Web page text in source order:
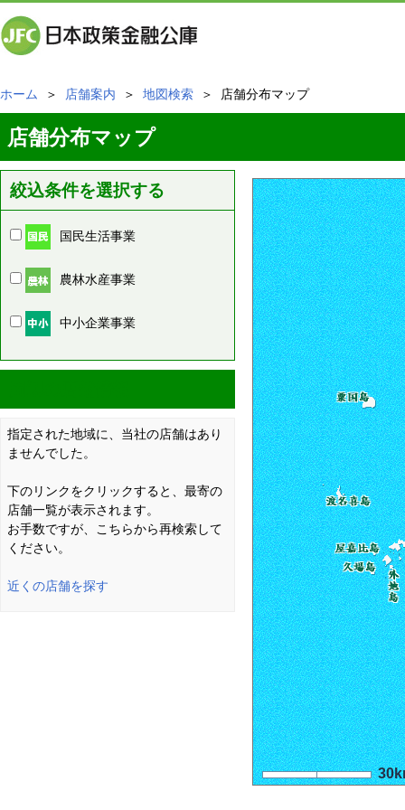
ホーム ＞ 店舗案内 ＞ 地図検索 ＞ 店舗分布マップ
店舗分布マップ
絞込条件を選択する
国民生活事業
農林水産事業
中小企業事業
指定された地域に、当社の店舗はあり
ませんでした。
下のリンクをクリックすると、最寄の
店舗一覧が表示されます。
お手数ですが、こちらから再検索して
ください。
近くの店舗を探す